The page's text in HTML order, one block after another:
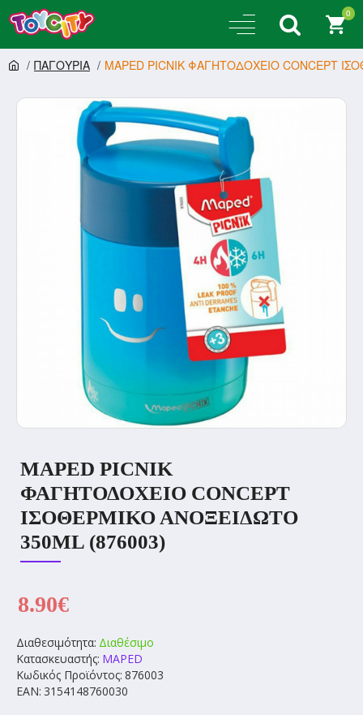
0
ΠΑΓΟΥΡΙΑ MAPED PICNIK ΦΑΓΗΤΟΔΟΧΕΙΟ CONCEPT
MAPED PICNIK
ΦΑΓΗΤΟΔΟΧΕΙΟ CONCEPT
ΙΣΟΘΕΡΜΙΚΟ ΑΝΟΞΕΙΔΩΤΟ
350ML (876003)
Διαθεσιμότητα: Διαθέσιμο
Κατασκευαστής: MAPED
Κωδικός Προϊόντος: 876003
EAN: 3154148760030
8.90€